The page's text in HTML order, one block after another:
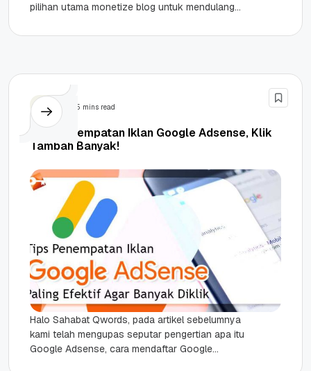
pilihan utama monetize blog untuk mendulang
harga per...
5 mins read
Tips Penempatan Iklan Google Adsense, Klik
Tambah Banyak!
Halo Sahabat Qwords, pada artikel sebelumnya
kami telah mengupas seputar pengertian apa itu
Google Adsense, cara mendaftar Google